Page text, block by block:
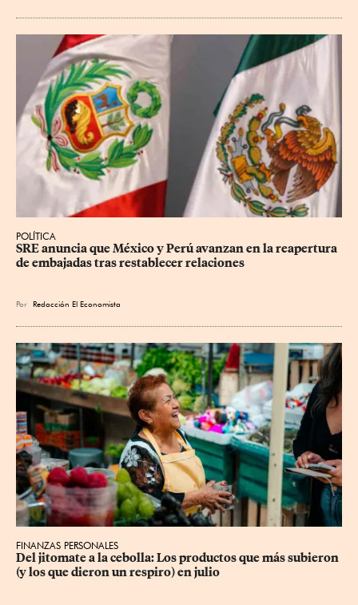
POLÍTICA
SRE anuncia que México y Perú avanzan en la reapertura
de embajadas tras restablecer relaciones
Por Redacción El Economista
FINANZAS PERSONALES
Del jitomate a la cebolla: Los productos que más subieron
(y los que dieron un respiro) en julio